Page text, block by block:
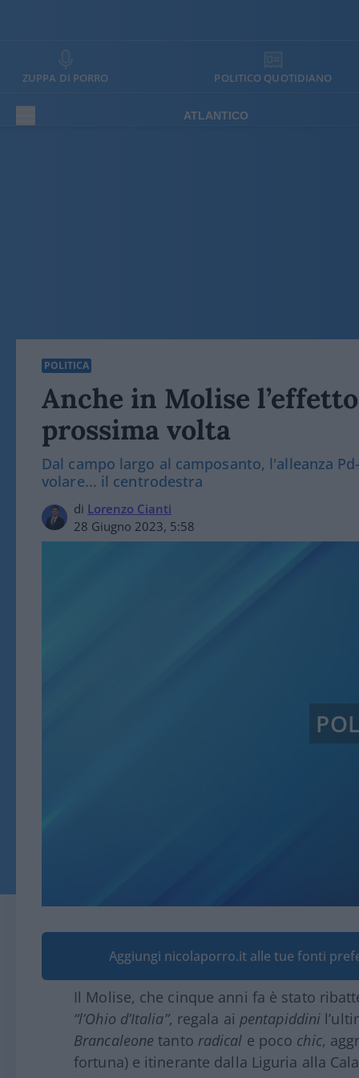
ZUPPA DI PORRO POLITICO QUOTIDIANO
ATLANTICO
POLITICA
Anche in Molise
prossima volta
Dal campo largo al camposanto, l'alleanza
volare... il centrodestra
di Lorenzo Cianti
28 Giugno 2023, 5:58
Aggiungi nicolaporro.it alle tue fonti
Il Molise, che cinque anni fa è stato
“l’Ohio d’Italia”, regala ai pentapiddini
Brancaleone tanto radical e poco chic,
fortuna) e itinerante dalla Liguria alla